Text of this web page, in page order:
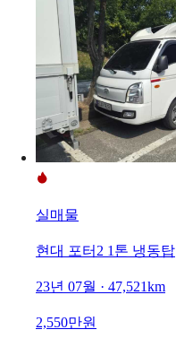
실매물
현대 포터2 1톤 냉동탑
23년 07월 · 47,521km
2,550만원